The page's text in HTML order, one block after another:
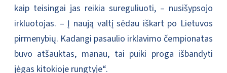
kaip teisingai jas reikia sureguliuoti, – nusišypsojo
irkluotojas. – Į naują valtį sėdau iškart po Lietuvos
pirmenybių. Kadangi pasaulio irklavimo čempionatas
buvo atšauktas, manau, tai puiki proga išbandyti
jėgas kitokioje rungtyje“.